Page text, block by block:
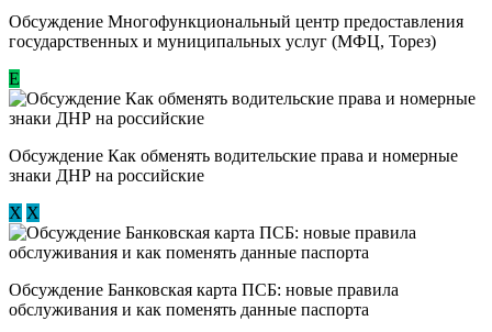
Обсуждение Многофункциональный центр предоставления
государственных и муниципальных услуг (МФЦ, Торез)
E
Обсуждение ​Как обменять водительские права и номерные
знаки ДНР на российские
Х Х
Обсуждение ​Банковская карта ПСБ: новые правила
обслуживания и как поменять данные паспорта